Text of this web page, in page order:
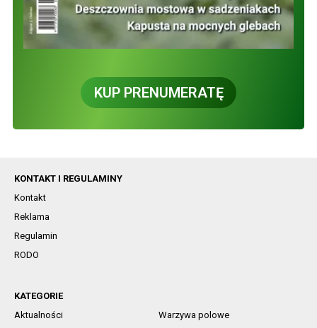
KUP PRENUMERATĘ
KONTAKT I REGULAMINY
Kontakt
Reklama
Regulamin
RODO
KATEGORIE
Aktualności
Warzywa polowe